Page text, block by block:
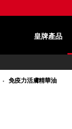
皇牌產品
免疫力活膚精華油